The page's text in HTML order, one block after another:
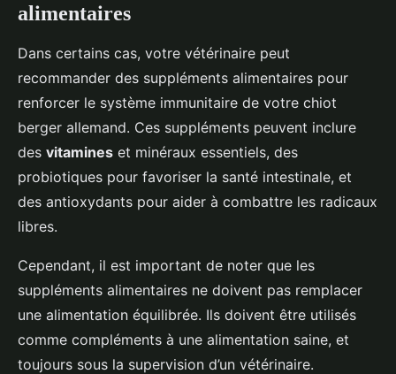
alimentaires
Dans certains cas, votre vétérinaire peut
recommander des suppléments alimentaires pour
renforcer le système immunitaire de votre chiot
berger allemand. Ces suppléments peuvent inclure
des vitamines et minéraux essentiels, des
probiotiques pour favoriser la santé intestinale, et
des antioxydants pour aider à combattre les radicaux
libres.
Cependant, il est important de noter que les
suppléments alimentaires ne doivent pas remplacer
une alimentation équilibrée. Ils doivent être utilisés
comme compléments à une alimentation saine, et
toujours sous la supervision d’un vétérinaire.